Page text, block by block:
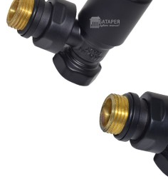
Все для радіаторів
Дизайнерські